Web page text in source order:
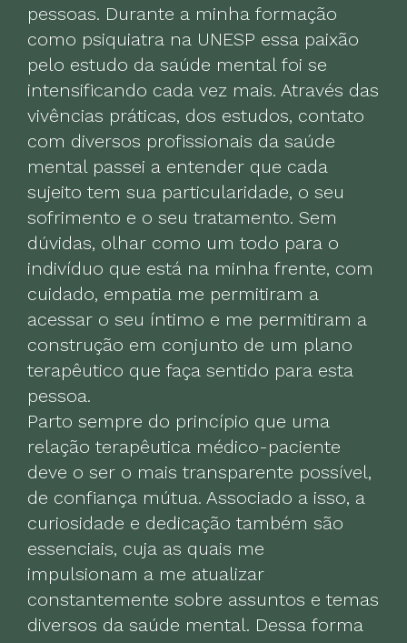
pessoas. Durante a minha formação
como psiquiatra na UNESP essa paixão
pelo estudo da saúde mental foi se
intensificando cada vez mais. Através das
vivências práticas, dos estudos, contato
com diversos profissionais da saúde
mental passei a entender que cada
sujeito tem sua particularidade, o seu
sofrimento e o seu tratamento. Sem
dúvidas, olhar como um todo para o
indivíduo que está na minha frente, com
cuidado, empatia me permitiram a
acessar o seu íntimo e me permitiram a
construção em conjunto de um plano
terapêutico que faça sentido para esta
pessoa.
Parto sempre do princípio que uma
relação terapêutica médico-paciente
deve o ser o mais transparente possível,
de confiança mútua. Associado a isso, a
curiosidade e dedicação também são
essenciais, cuja as quais me
impulsionam a me atualizar
constantemente sobre assuntos e temas
diversos da saúde mental. Dessa forma